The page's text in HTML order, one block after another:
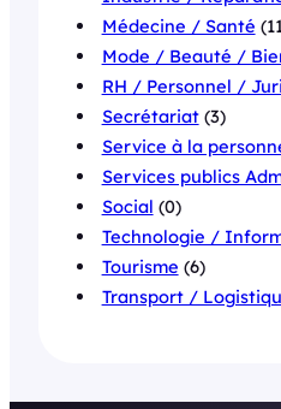
Médecine / Santé
Mode / Beauté /
RH / Personnel /
Secrétariat(3)
Service à la
Services publics
Social (0)
Technologie /
Tourisme (6)
Transport /